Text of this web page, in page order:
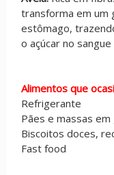
transforma em um
estômago,
o açúcar no
Alimentos que
Refrigerante
Pães e massas em
Biscoitos doces,
Fast food